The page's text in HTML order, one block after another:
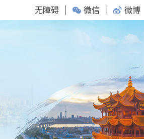
无障碍 微信 微博